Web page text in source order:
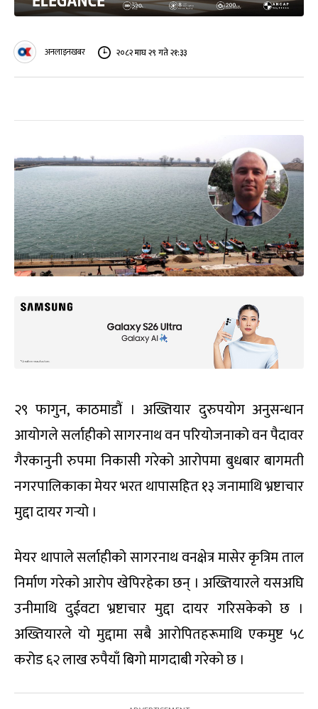
अनलाइनखबर २०८२ माघ २९ गते २१:३३
२९ फागुन, काठमाडौं । अख्तियार दुरुपयोग अनुसन्धान
आयोगले सर्लाहीको सागरनाथ वन परियोजनाको वन पैदावर
गैरकानुनी रुपमा निकासी गरेको आरोपमा बुधबार बागमती
नगरपालिकाका मेयर भरत थापासहित १३ जनामाथि भ्रष्टाचार
मुद्दा दायर गर्‍यो ।
मेयर थापाले सर्लाहीको सागरनाथ वनक्षेत्र मासेर कृत्रिम ताल
निर्माण गरेको आरोप खेपिरहेका छन् । अख्तियारले यसअघि
उनीमाथि दुईवटा भ्रष्टाचार मुद्दा दायर गरिसकेको छ ।
अख्तियारले यो मुद्दामा सबै आरोपितहरूमाथि एकमुष्ट ५८
करोड ६२ लाख रुपैयाँ बिगो मागदाबी गरेको छ ।